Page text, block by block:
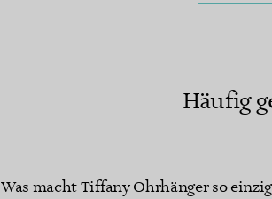
Häufig
Was macht Tiffany Ohrhänger so